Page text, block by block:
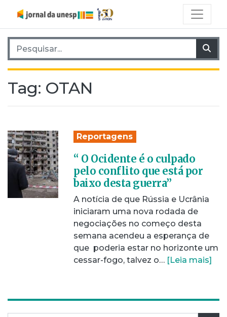
Pesquisar por:
Tag: OTAN
Reportagens
“ O Ocidente é o culpado
pelo conflito que está por
baixo desta guerra”
A notícia de que Rússia e Ucrânia
iniciaram uma nova rodada de
negociações no começo desta
semana acendeu a esperança de
que poderia estar no horizonte um
cessar-fogo, talvez o… [Leia mais]